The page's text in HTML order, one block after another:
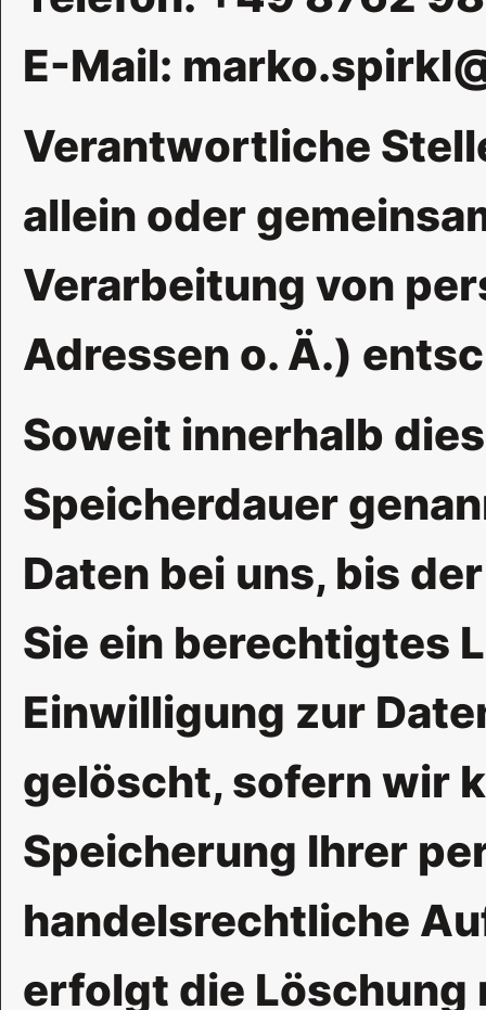
E-Mail:
Verantwortliche
allein oder
Verarbeitung von
Adressen o. Ä.)
Soweit innerhalb
Speicherdauer
Daten bei uns, bis
Sie ein berechtigtes
Einwilligung zur
gelöscht, sofern wir
Speicherung Ihrer
handelsrechtliche
erfolgt die Löschung